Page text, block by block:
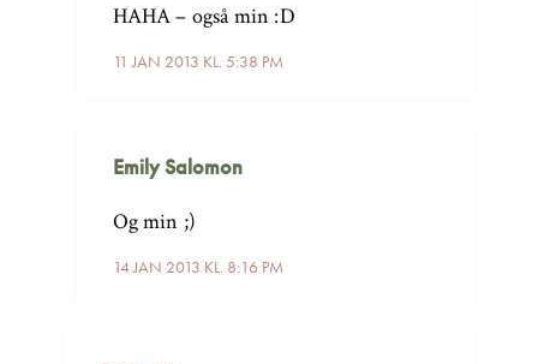
11 JAN 2013 KL. 5:38 PM
HAHA – også min :D
Emily Salomon
14 JAN 2013 KL. 8:16 PM
Og min ;)